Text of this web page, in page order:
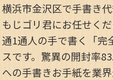
横浜市金沢区で手書き
もじゴリ君にお任せく
通1通人の手で書く「完
スです。驚異の開封率
への手書きお手紙を業